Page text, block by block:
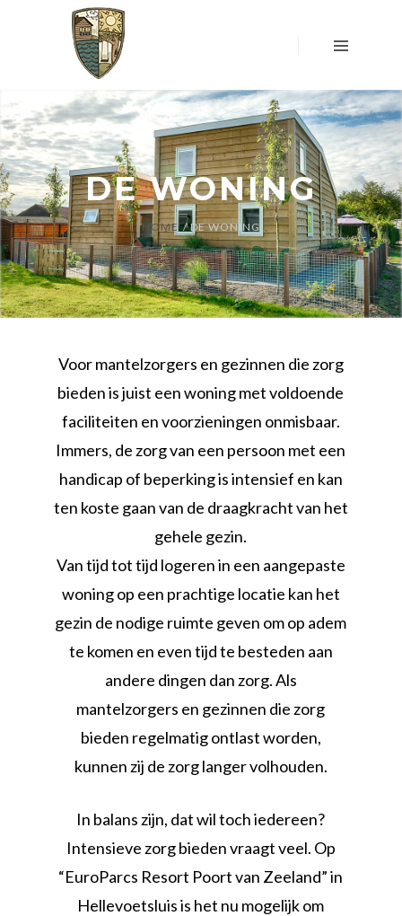
LOCATIE
&
WONING
UW
MENING
TELT
RESERVEREN
WONING
DONATIES
CONTACT
DE WONING
HOME DE WONING
Voor mantelzorgers en gezinnen die zorg
bieden is juist een woning met voldoende
faciliteiten en voorzieningen onmisbaar.
Immers, de zorg van een persoon met een
handicap of beperking is intensief en kan
ten koste gaan van de draagkracht van het
gehele gezin.
Van tijd tot tijd logeren in een aangepaste
woning op een prachtige locatie kan het
gezin de nodige ruimte geven om op adem
te komen en even tijd te besteden aan
andere dingen dan zorg. Als
mantelzorgers en gezinnen die zorg
bieden regelmatig ontlast worden,
kunnen zij de zorg langer volhouden.
In balans zijn, dat wil toch iedereen?
Intensieve zorg bieden vraagt veel. Op
“EuroParcs Resort Poort van Zeeland” in
Hellevoetsluis is het nu mogelijk om